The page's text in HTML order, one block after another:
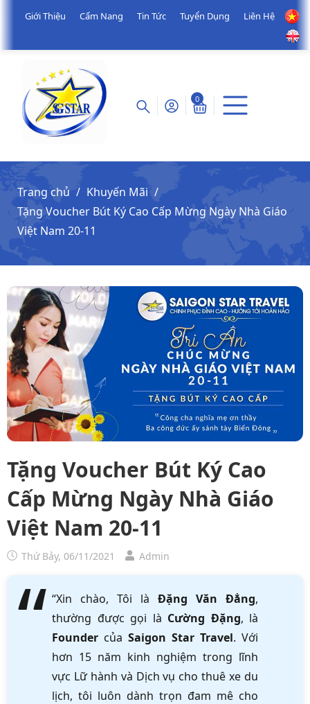
Giới Thiệu Cẩm Nang Tin Tức Tuyển Dụng Liên Hệ
0
Trang chủ
Khuyến Mãi
Tặng Voucher Bút Ký Cao Cấp Mừng Ngày Nhà Giáo
Việt Nam 20-11
Tặng Voucher Bút Ký Cao
Cấp Mừng Ngày Nhà Giáo
Việt Nam 20-11
Thứ Bảy, 06/11/2021 Admin
“Xin chào, Tôi là Đặng Văn Đẳng,
thường được gọi là Cường Đặng, là
Founder của Saigon Star Travel. Với
hơn 15 năm kinh nghiệm trong lĩnh
vực Lữ hành và Dịch vụ cho thuê xe du
lịch, tôi luôn dành trọn đam mê cho